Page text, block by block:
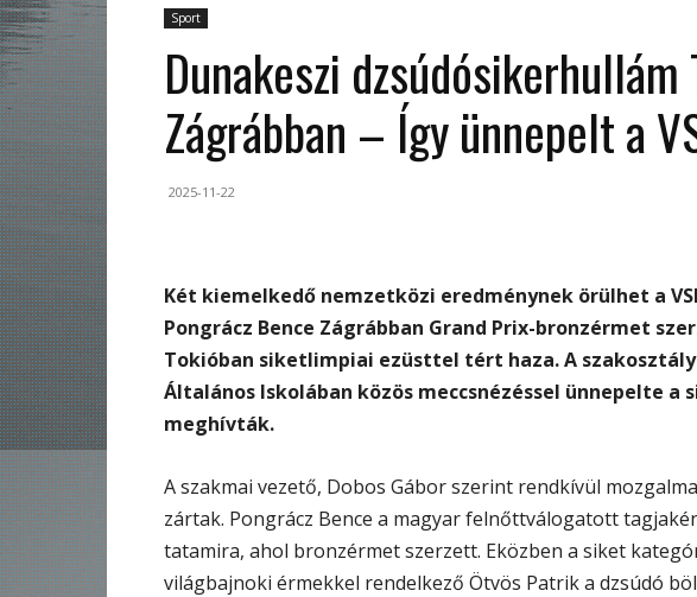
Sport
Dunakeszi dzsúdósikerhullám
Zágrábban – Így ünnepelt a
2025-11-22
Két kiemelkedő nemzetközi eredménynek örülhet a
Pongrácz Bence Zágrábban Grand Prix-bronzérmet
Tokióban siketlimpiai ezüsttel tért haza. A szakosztály
Általános Iskolában közös meccsnézéssel ünnepelte a
meghívták.
A szakmai vezető, Dobos Gábor szerint rendkívül
zártak. Pongrácz Bence a magyar felnőttválogatott
tatamira, ahol bronzérmet szerzett. Eközben a siket
világbajnoki érmekkel rendelkező Ötvös Patrik a dzsúdó